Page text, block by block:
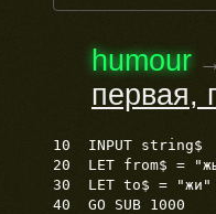
humour
первая,
10 INPUT string$
20 LET from$ =
30 LET to$ = "жи"
40 GO SUB 1000